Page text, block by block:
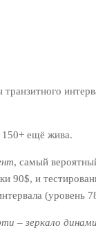
150+ ещё жива.
, самый
90$, и
(уровень
– зеркало